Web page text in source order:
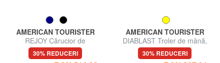
AMERICAN TOURISTER
REJOY Cărucior de
dimensiuni mari
30% REDUCERI
AMERICAN TOURISTER
DIABLAST Troler de mână,
încuietoare TSA
30% REDUCERI